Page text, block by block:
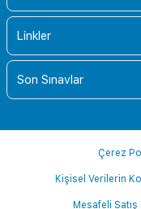
Linkler
Son Sınavlar
Çerez
Kişisel Verilerin
Mesafeli